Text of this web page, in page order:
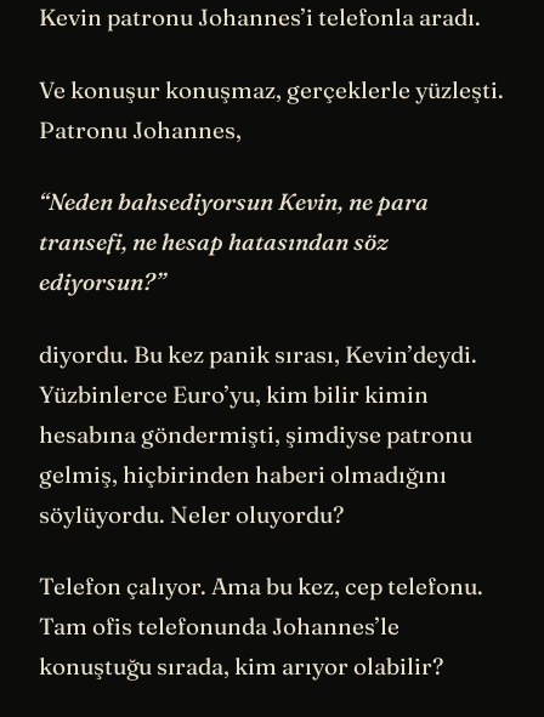
Kevin patronu Johannes’i telefonla aradı.
Ve konuşur konuşmaz, gerçeklerle yüzleşti.
Patronu Johannes,
“Neden bahsediyorsun Kevin, ne para
transefi, ne hesap hatasından söz
ediyorsun?”
diyordu. Bu kez panik sırası, Kevin’deydi.
Yüzbinlerce Euro’yu, kim bilir kimin
hesabına göndermişti, şimdiyse patronu
gelmiş, hiçbirinden haberi olmadığını
söylüyordu. Neler oluyordu?
Telefon çalıyor. Ama bu kez, cep telefonu.
Tam ofis telefonunda Johannes’le
konuştuğu sırada, kim arıyor olabilir?